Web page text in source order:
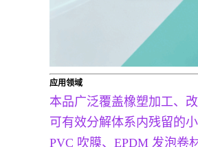
应用领域
本品广泛覆盖橡塑加工、
可有效分解体系内残留的
PVC 吹膜、EPDM 发泡卷